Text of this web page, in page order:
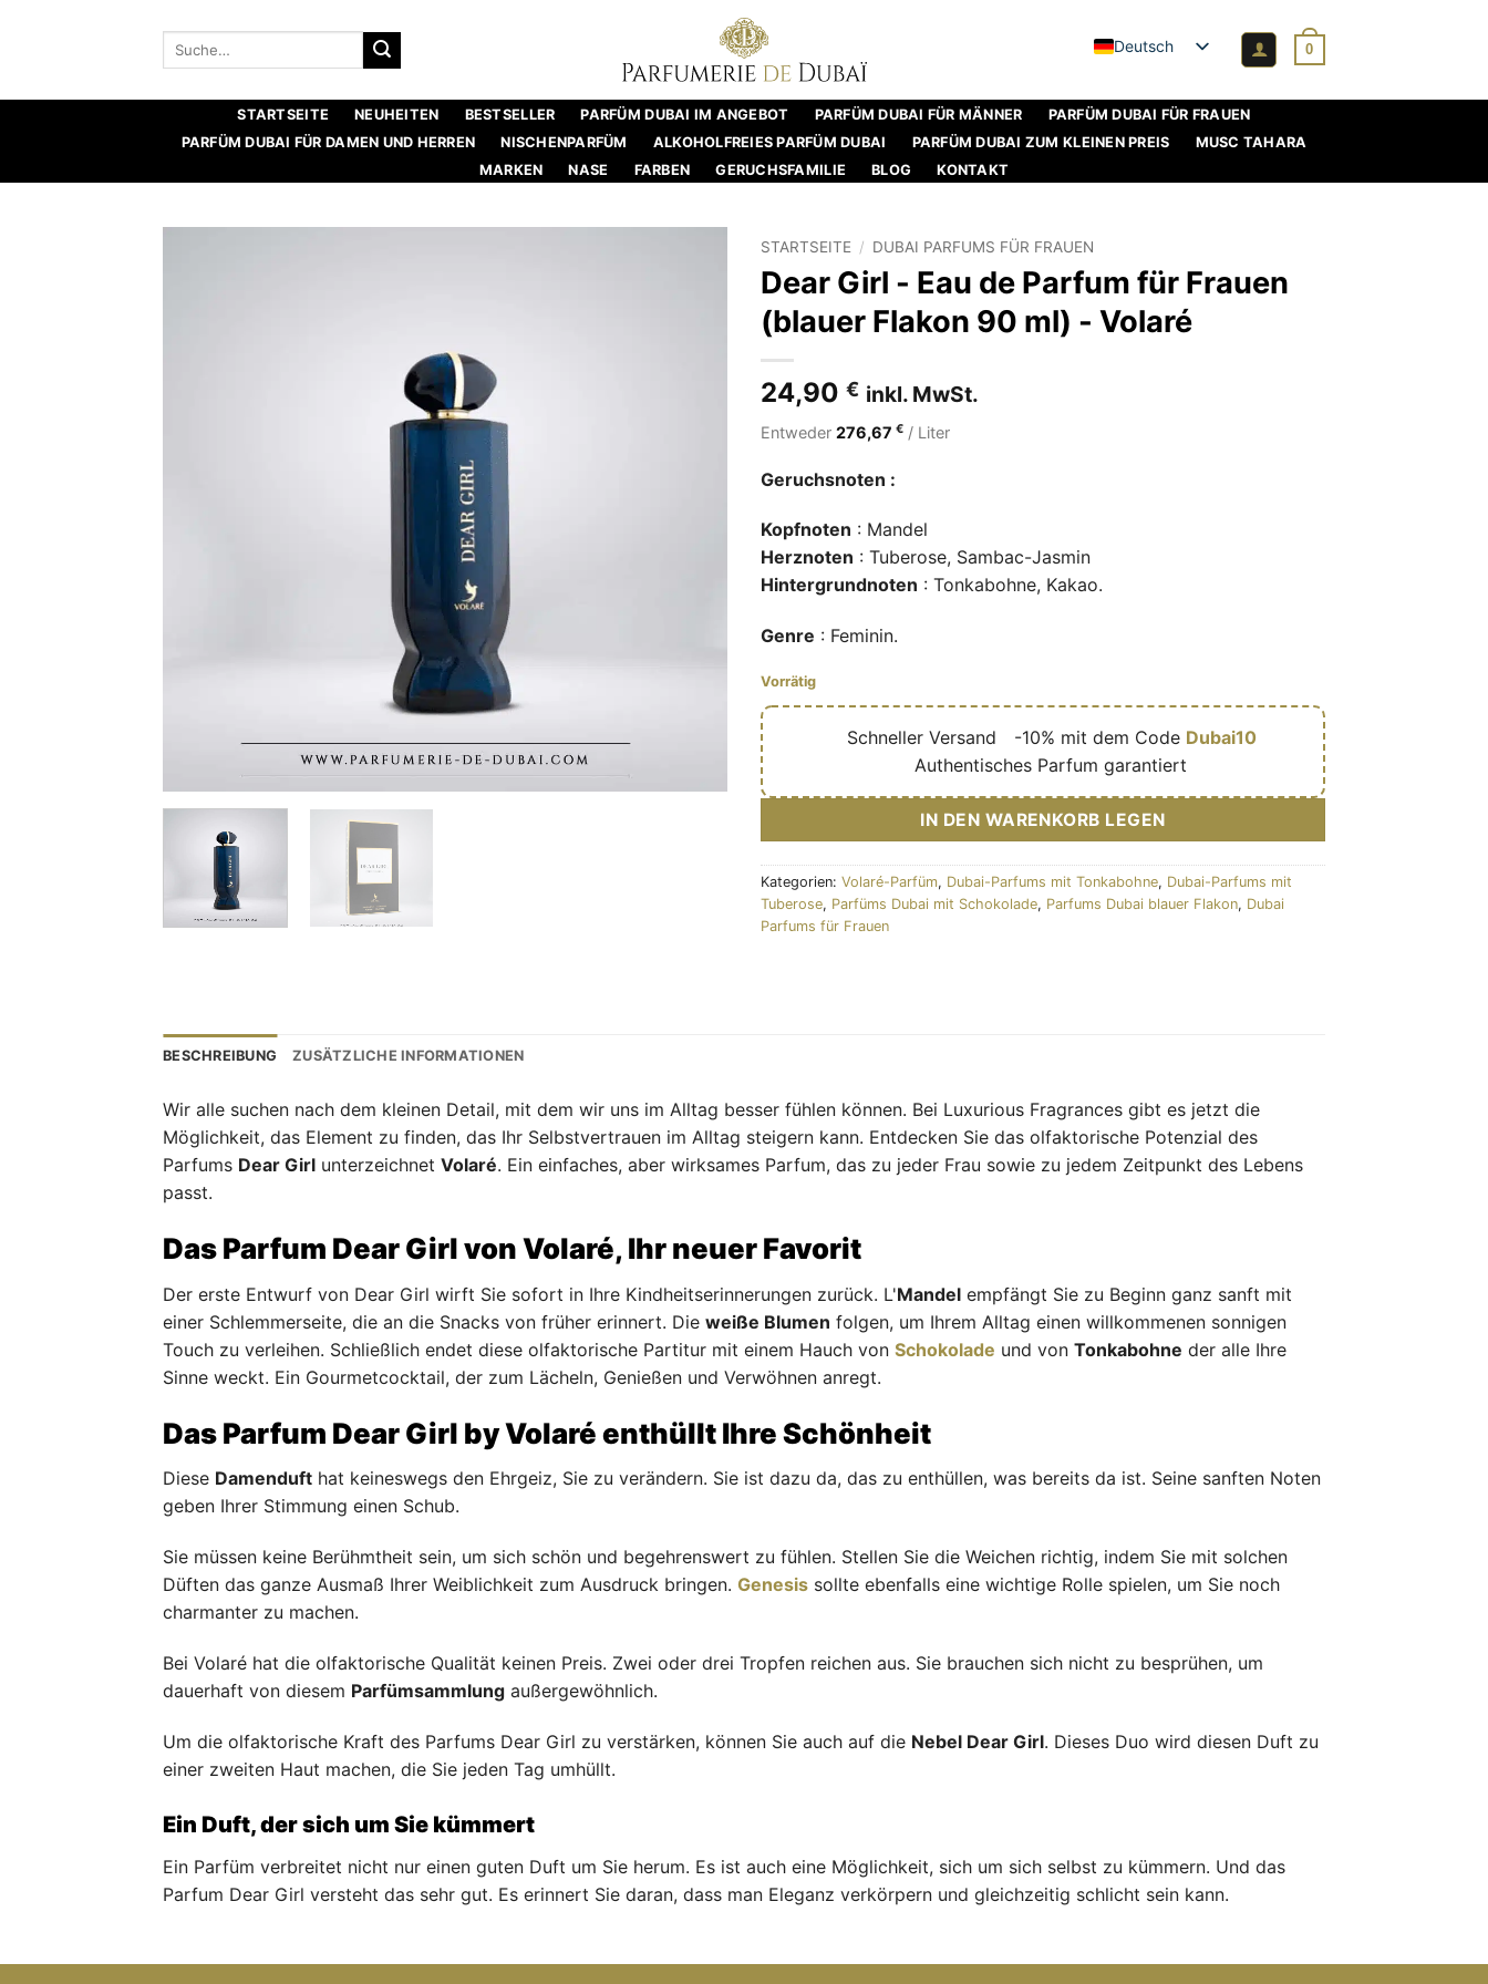
Suche
Deutsch 0
STARTSEITE NEUHEITEN BESTSELLER PARFÜM DUBAI IM ANGEBOT PARFÜM DUBAI FÜR MÄNNER
PARFÜM DUBAI FÜR FRAUEN
PARFÜM DUBAI FÜR DAMEN UND HERREN
NISCHENPARFÜM ALKOHOLFREIES PARFÜM DUBAI PARFÜM DUBAI ZUM KLEINEN PREIS
MUSC TAHARA
MARKEN
NASE FARBEN GERUCHSFAMILIE BLOG KONTAKT
STARTSEITE / DUBAI PARFUMS FÜR FRAUEN
Dear Girl - Eau de Parfum für Frauen
(blauer Flakon 90 ml) - Volaré
24,90 € inkl. MwSt.
Entweder 276,67 € / Liter
Geruchsnoten :
Kopfnoten : Mandel
Herznoten : Tuberose, Sambac-Jasmin
Hintergrundnoten : Tonkabohne, Kakao.
Genre : Feminin.
Vorrätig
Schneller Versand -10% mit dem Code Dubai10
Authentisches Parfum garantiert
IN DEN WARENKORB LEGEN
Kategorien: Volaré-Parfüm, Dubai-Parfums mit Tonkabohne, Dubai-Parfums mit
Tuberose, Parfüms Dubai mit Schokolade, Parfums Dubai blauer Flakon, Dubai
Parfums für Frauen
BESCHREIBUNG ZUSÄTZLICHE INFORMATIONEN
Wir alle suchen nach dem kleinen Detail, mit dem wir uns im Alltag besser fühlen können. Bei Luxurious Fragrances gibt es jetzt die
Möglichkeit, das Element zu finden, das Ihr Selbstvertrauen im Alltag steigern kann. Entdecken Sie das olfaktorische Potenzial des
Parfums Dear Girl unterzeichnet Volaré. Ein einfaches, aber wirksames Parfum, das zu jeder Frau sowie zu jedem Zeitpunkt des Lebens
passt.
Das Parfum Dear Girl von Volaré, Ihr neuer Favorit
Der erste Entwurf von Dear Girl wirft Sie sofort in Ihre Kindheitserinnerungen zurück. L'Mandel empfängt Sie zu Beginn ganz sanft mit
einer Schlemmerseite, die an die Snacks von früher erinnert. Die weiße Blumen folgen, um Ihrem Alltag einen willkommenen sonnigen
Touch zu verleihen. Schließlich endet diese olfaktorische Partitur mit einem Hauch von Schokolade und von Tonkabohne der alle Ihre
Sinne weckt. Ein Gourmetcocktail, der zum Lächeln, Genießen und Verwöhnen anregt.
Das Parfum Dear Girl by Volaré enthüllt Ihre Schönheit
Diese Damenduft hat keineswegs den Ehrgeiz, Sie zu verändern. Sie ist dazu da, das zu enthüllen, was bereits da ist. Seine sanften Noten
geben Ihrer Stimmung einen Schub.
Sie müssen keine Berühmtheit sein, um sich schön und begehrenswert zu fühlen. Stellen Sie die Weichen richtig, indem Sie mit solchen
Düften das ganze Ausmaß Ihrer Weiblichkeit zum Ausdruck bringen. Genesis sollte ebenfalls eine wichtige Rolle spielen, um Sie noch
charmanter zu machen.
Bei Volaré hat die olfaktorische Qualität keinen Preis. Zwei oder drei Tropfen reichen aus. Sie brauchen sich nicht zu besprühen, um
dauerhaft von diesem Parfümsammlung außergewöhnlich.
Um die olfaktorische Kraft des Parfums Dear Girl zu verstärken, können Sie auch auf die Nebel Dear Girl. Dieses Duo wird diesen Duft zu
einer zweiten Haut machen, die Sie jeden Tag umhüllt.
Ein Duft, der sich um Sie kümmert
Ein Parfüm verbreitet nicht nur einen guten Duft um Sie herum. Es ist auch eine Möglichkeit, sich um sich selbst zu kümmern. Und das
Parfum Dear Girl versteht das sehr gut. Es erinnert Sie daran, dass man Eleganz verkörpern und gleichzeitig schlicht sein kann.